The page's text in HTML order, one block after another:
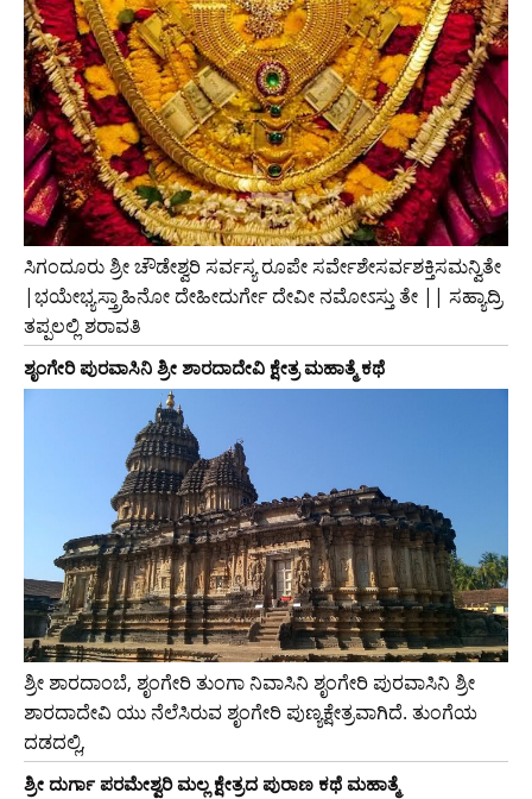
ಸಿಗಂದೂರು ಶ್ರೀ ಚೌಡೇಶ್ವರಿ ಸರ್ವಸ್ಯ ರೂಪೇ ಸರ್ವೇಶೇಸರ್ವಶಕ್ತಿಸಮನ್ವಿತೇ
|ಭಯೇಭ್ಯಸ್ತ್ರಾಹಿನೋ ದೇಹೀದುರ್ಗೇ ದೇವೀ ನಮೋಽಸ್ತು ತೇ || ಸಹ್ಯಾದ್ರಿ
ತಪ್ಪಲಲ್ಲಿ ಶರಾವತಿ
ಶೃಂಗೇರಿ ಪುರವಾಸಿನಿ ಶ್ರೀ ಶಾರದಾದೇವಿ ಕ್ಷೇತ್ರ ಮಹಾತ್ಮೆ ಕಥೆ
ಶ್ರೀ ಶಾರದಾಂಬೆ, ಶೃಂಗೇರಿ ತುಂಗಾ ನಿವಾಸಿನಿ ಶೃಂಗೇರಿ ಪುರವಾಸಿನಿ ಶ್ರೀ
ಶಾರದಾದೇವಿ ಯು ನೆಲೆಸಿರುವ ಶೃಂಗೇರಿ ಪುಣ್ಯಕ್ಷೇತ್ರವಾಗಿದೆ. ತುಂಗೆಯ
ದಡದಲ್ಲಿ,
ಶ್ರೀ ದುರ್ಗಾ ಪರಮೇಶ್ವರಿ ಮಲ್ಲ ಕ್ಷೇತ್ರದ ಪುರಾಣ ಕಥೆ ಮಹಾತ್ಮೆ